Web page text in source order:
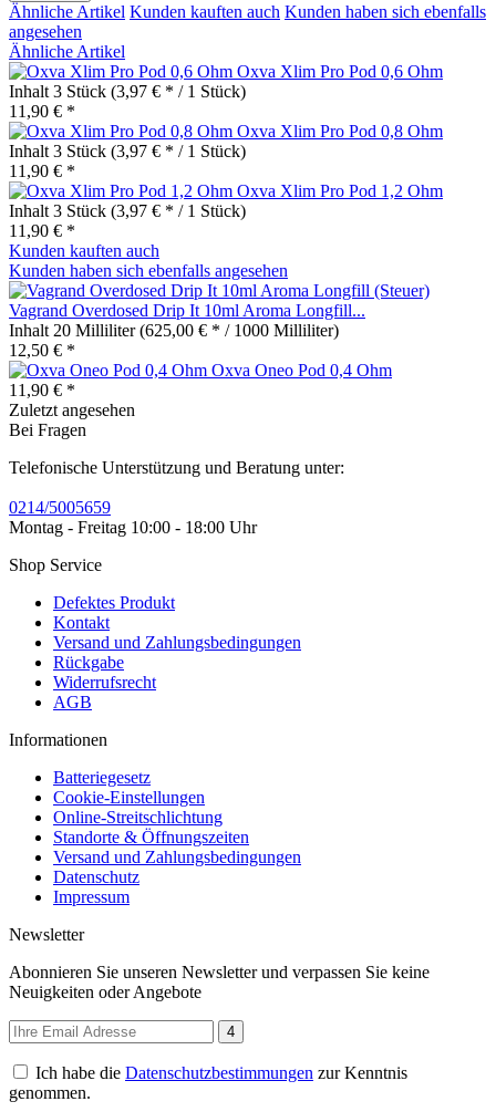
Ähnliche Artikel Kunden kauften auch Kunden haben sich ebenfalls
angesehen
Ähnliche Artikel
Oxva Xlim Pro Pod 0,6 Ohm
Inhalt 3 Stück (3,97 € * / 1 Stück)
11,90 € *
Oxva Xlim Pro Pod 0,8 Ohm
Inhalt 3 Stück (3,97 € * / 1 Stück)
11,90 € *
Oxva Xlim Pro Pod 1,2 Ohm
Inhalt 3 Stück (3,97 € * / 1 Stück)
11,90 € *
Kunden kauften auch
Kunden haben sich ebenfalls angesehen
Vagrand Overdosed Drip It 10ml Aroma Longfill...
Inhalt 20 Milliliter(625,00 € * / 1000 Milliliter)
12,50 € *
Oxva Oneo Pod 0,4 Ohm
11,90 € *
Zuletzt angesehen
Bei Fragen
Telefonische Unterstützung und Beratung unter:
0214/5005659
Montag - Freitag 10:00 - 18:00 Uhr
Shop Service
Defektes Produkt
Kontakt
Versand und Zahlungsbedingungen
Rückgabe
Widerrufsrecht
AGB
Informationen
Batteriegesetz
Cookie-Einstellungen
Online-Streitschlichtung
Standorte & Öffnungszeiten
Versand und Zahlungsbedingungen
Datenschutz
Impressum
Newsletter
Abonnieren Sie unseren Newsletter und verpassen Sie keine
Neuigkeiten oder Angebote
4
Ich habe die Datenschutzbestimmungen zur Kenntnis
genommen.